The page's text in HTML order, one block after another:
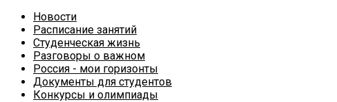
Новости
Расписание занятий
Студенческая жизнь
Разговоры о важном
Россия - мои горизонты
Документы для студентов
Конкурсы и олимпиады